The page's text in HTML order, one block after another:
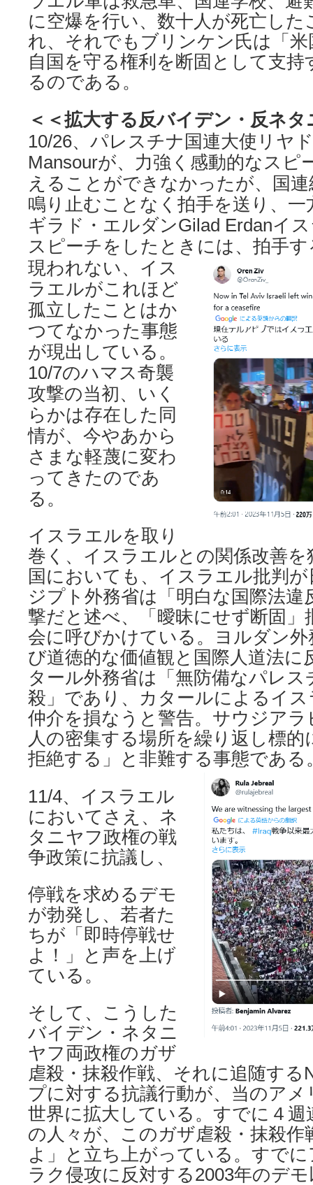
に空爆を行い、数十人が死亡し
れ、それでもブリンケン氏は「
自国を守る権利を断固として支
るのである。
＜＜拡大する反バイデン・反ネタ
10/26、パレスチナ国連大使リヤ
Mansourが、力強く感動的なスピ
えることができなかったが、国
鳴り止むことなく拍手を送り、
ギラド・エルダンGilad Erdanイ
スピーチをしたときには、拍手
現われない、イス
ラエルがこれほど
孤立したことはか
つてなかった事態
が現出している。
10/7のハマス奇襲
攻撃の当初、いく
らかは存在した同
情が、今やあから
さまな軽蔑に変わ
ってきたのであ
る。
イスラエルを取り
巻く、イスラエルとの関係改善
国においても、イスラエル批判
ジプト外務省は「明白な国際法違
撃だと述べ、「曖昧にせず断固」
会に呼びかけている。ヨルダン
び道徳的な価値観と国際人道法に
タール外務省は「無防備なパレ
殺」であり、カタールによるイ
仲介を損なうと警告。サウジア
人の密集する場所を繰り返し標
拒絶する」と非難する事態である
11/4、イスラエル
においてさえ、ネ
タニヤフ政権の戦
争政策に抗議し、
停戦を求めるデモ
が勃発し、若者た
ちが「即時停戦せ
よ！」と声を上げ
ている。
そして、こうした
バイデン・ネタニ
ヤフ両政権のガザ
虐殺・抹殺作戦、それに追随する
プに対する抗議行動が、当のア
世界に拡大している。すでに４週
の人々が、このガザ虐殺・抹殺作
よ」と立ち上がっている。すで
ラク侵攻に反対する2003年のデ